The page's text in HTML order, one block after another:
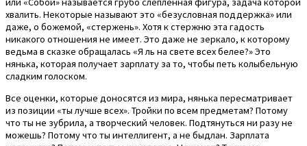
хвалить. Некоторые называют это «безусловная поддержка» или
даже, о божемой, «стержень». Хотя к стержню эта гадость
никакого отношения не имеет. Это даже не зеркало, к которому
ведьма в сказке обращалась «Я ль на свете всех белее?» Это
нянька, которая получает зарплату за то, чтобы петь колыбельную
сладким голоском.
Все оценки, которые доносятся из мира, нянька пересматривает
из позиции «ты лучше всех». Тройки по всем предметам? Потому
что ты не зубрила, а творческий человек. Подтянуться ни разу не
можешь? Потому что ты интеллигент, а не быдлан. Зарплата